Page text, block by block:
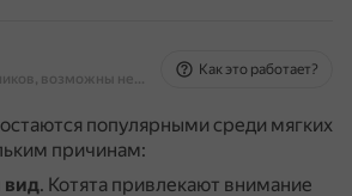
На основе источников, возможны неточности
Как это работает?
популярными среди мягких
причинам:
. Котята привлекают внимание